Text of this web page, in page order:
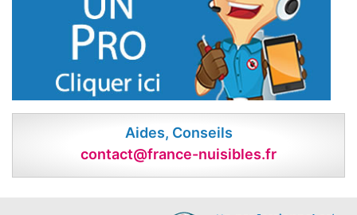
Aides, Conseils
contact@france-nuisibles.fr